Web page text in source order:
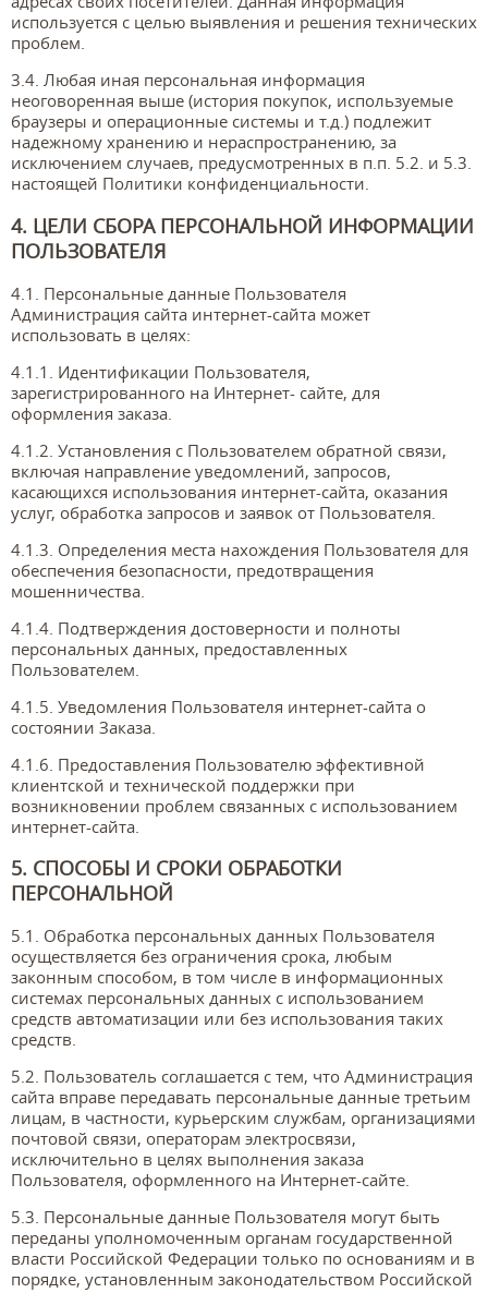
используется с целью выявления и решения технических
проблем.
3.4. Любая иная персональная информация
неоговоренная выше (история покупок, используемые
браузеры и операционные системы и т.д.) подлежит
надежному хранению и нераспространению, за
исключением случаев, предусмотренных в п.п. 5.2. и 5.3.
настоящей Политики конфиденциальности.
4. ЦЕЛИ СБОРА ПЕРСОНАЛЬНОЙ ИНФОРМАЦИИ
ПОЛЬЗОВАТЕЛЯ
4.1. Персональные данные Пользователя
Администрация сайта интернет-сайта может
использовать в целях:
4.1.1. Идентификации Пользователя,
зарегистрированного на Интернет- сайте, для
оформления заказа.
4.1.2. Установления с Пользователем обратной связи,
включая направление уведомлений, запросов,
касающихся использования интернет-сайта, оказания
услуг, обработка запросов и заявок от Пользователя.
4.1.3. Определения места нахождения Пользователя для
обеспечения безопасности, предотвращения
мошенничества.
4.1.4. Подтверждения достоверности и полноты
персональных данных, предоставленных
Пользователем.
4.1.5. Уведомления Пользователя интернет-сайта о
состоянии Заказа.
4.1.6. Предоставления Пользователю эффективной
клиентской и технической поддержки при
возникновении проблем связанных с использованием
интернет-сайта.
5. СПОСОБЫ И СРОКИ ОБРАБОТКИ
ПЕРСОНАЛЬНОЙ
5.1. Обработка персональных данных Пользователя
осуществляется без ограничения срока, любым
законным способом, в том числе в информационных
системах персональных данных с использованием
средств автоматизации или без использования таких
средств.
5.2. Пользователь соглашается с тем, что Администрация
сайта вправе передавать персональные данные третьим
лицам, в частности, курьерским службам, организациями
почтовой связи, операторам электросвязи,
исключительно в целях выполнения заказа
Пользователя, оформленного на Интернет-сайте.
5.3. Персональные данные Пользователя могут быть
переданы уполномоченным органам государственной
власти Российской Федерации только по основаниям и в
порядке, установленным законодательством Российской